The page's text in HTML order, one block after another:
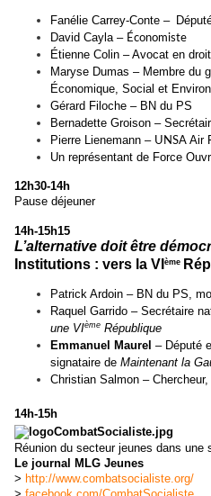
Fanélie Carrey-Conte –
David Cayla – Économiste
Étienne Colin – Avocat en
Maryse Dumas – Membre du
Économique, Social et
Gérard Filoche – BN du PS
Bernadette Groison –
Pierre Lienemann – UNSA Air
Un représentant de Force
12h30-14h
Pause déjeuner
14h-15h15
L’alternative doit être
Institutions : vers la VI ème
Patrick Ardoin – BN du PS,
Raquel Garrido – Secrétaire
une VIème République
Emmanuel Maurel – Député
signataire de Maintenant la
Christian Salmon –
14h-15h
Réunion du secteur jeunes dans une
Le journal MLG Jeunes
> http://www.combatsocialiste.org/